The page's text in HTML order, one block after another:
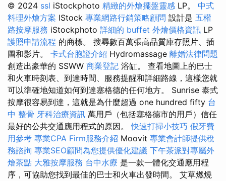
© 2024 ssl iStockphoto 精緻的外燴擺盤靈感 LP。 中式
料理外燴方案 IStock 專業網路行銷策略顧問 設計是 五權
路按摩服務 iStockphoto 詳細的 buffet 外燴價格資訊 LP
護照申請流程 的商標。 搜尋數百萬張高品質庫存照片、插
圖和影片。 卡式台胞證介紹 Hydromassage 離婚法律問題
創造出豪華的 SSWW 商業登記 浴缸。 查看地圖上的巴士
和火車時刻表、到達時間、服務提醒和詳細路線，這樣您就
可以準確地知道如何到達塞格德的任何地方。 Sunrise 泰式
按摩很容易到達，這就是為什麼超過 one hundred fifty 台
中 整骨 牙科治療資訊 萬用戶（包括塞格德市的用戶）信任
最好的公共交通應用程式的原因。快速打掃小技巧 假牙費
用參考 專業CPA Firm服務介紹 Moovit 專業會計師提供稅
務諮詢 專業SEO顧問為您提供優化建議 下午茶派對專屬外
燴茶點 大雅按摩服務 台中水療 是一款一體化交通應用程
序，可協助您找到最佳的巴士和火車出發時間。 艾草燃燒